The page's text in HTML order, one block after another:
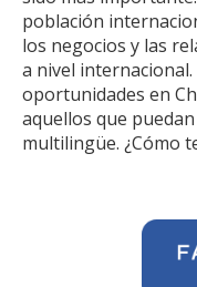
población
los negocios y las
a nivel
oportunidades en
aquellos que
multilingüe. ¿Cómo